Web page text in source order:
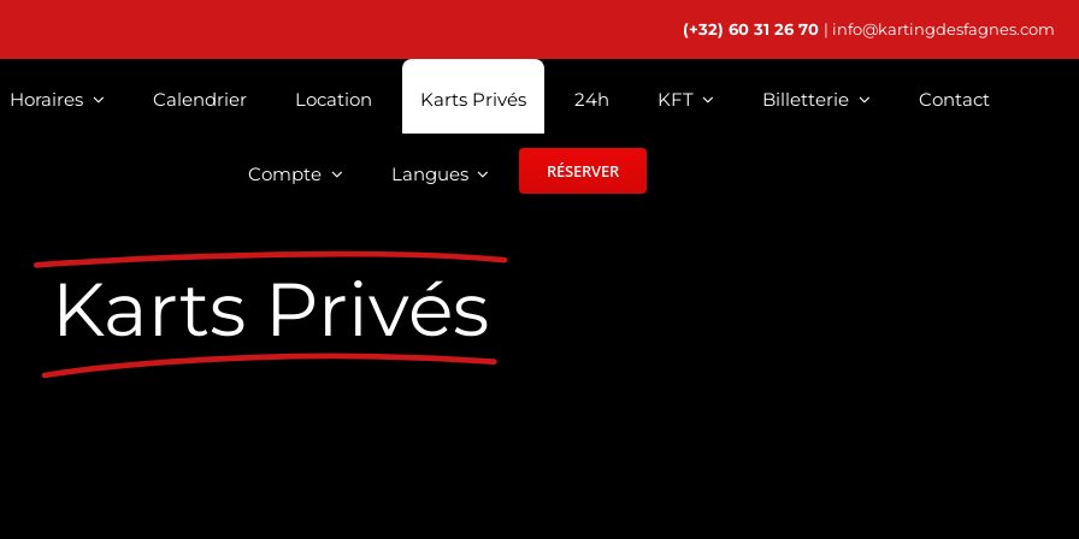
(+32) 60 31 26 70 | info@kartingdesfagnes.com
Horaires Calendrier Location Karts Privés 24h KFT Billetterie Contact
Compte Langues RÉSERVER
Karts Privés